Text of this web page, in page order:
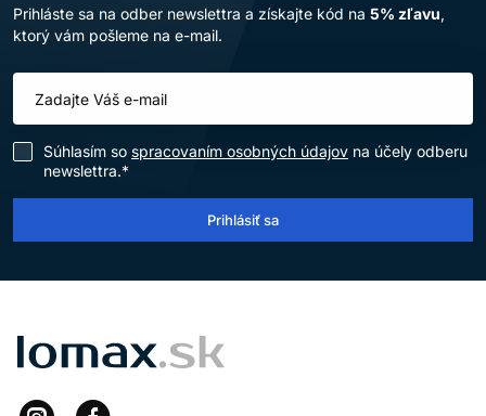
Prihláste sa na odber newslettra a získajte kód na 5% zľavu,
ktorý vám pošleme na e-mail.
Súhlasím so spracovaním osobných údajov na účely odberu
newslettra.*
Prihlásiť sa
LOMAX